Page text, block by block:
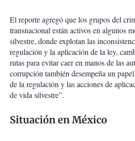
El reporte agregó que los grupos del
transnacional están activos en algunos
silvestre, donde explotan las
regulación y la aplicación de la ley,
rutas para evitar caer en manos de las
corrupción también desempeña un
de la regulación y las acciones de
de vida silvestre”.
Situación en México